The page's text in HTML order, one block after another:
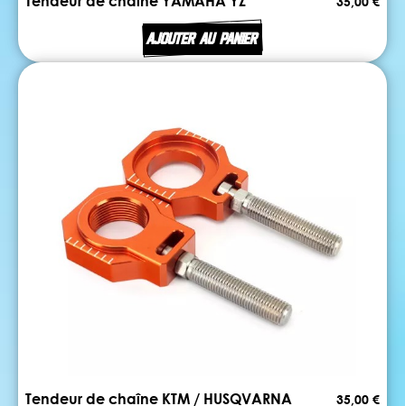
AJOUTER AU PANIER
Tendeur de chaîne KTM / HUSQVARNA 35,00 €